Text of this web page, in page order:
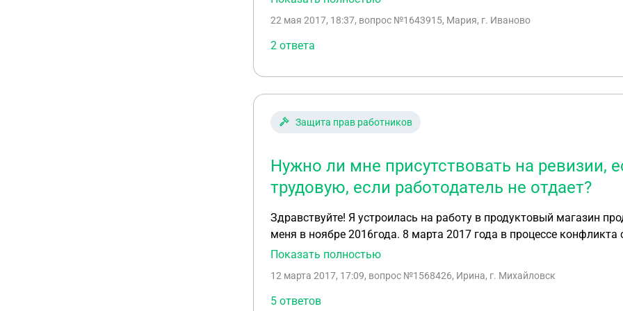
22 мая 2017, 18:37, вопрос №1643915, Мария, г. Иваново
2 ответа
Защита прав работников
Нужно ли мне присутствовать на ревизии,
трудовую, если работодатель не отдает?
Здравствуйте! Я устроилась на работу в продуктовый магазин
меня в ноябре 2016года. 8 марта 2017 года в процессе
Работодатель попросил написать заявление на увольнение и уйти
на моем месте в это время уже стажируется другой
после итогов ревизии ,если все будет хорошо. Нужно ли мне идти
Показать полностью
12 марта 2017, 17:09, вопрос №1568426, Ирина, г. Михайловск
5 ответов